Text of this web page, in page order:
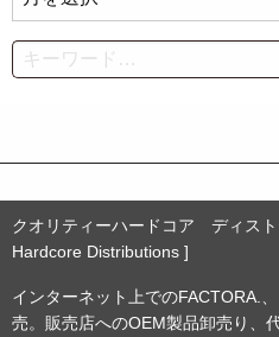
ー
カ
イ
Search
クオリティーハードコア ディス
Hardcore Distributions ]
インターネット上でのFACTORA.
売。販売店へのOEM製品卸売り、